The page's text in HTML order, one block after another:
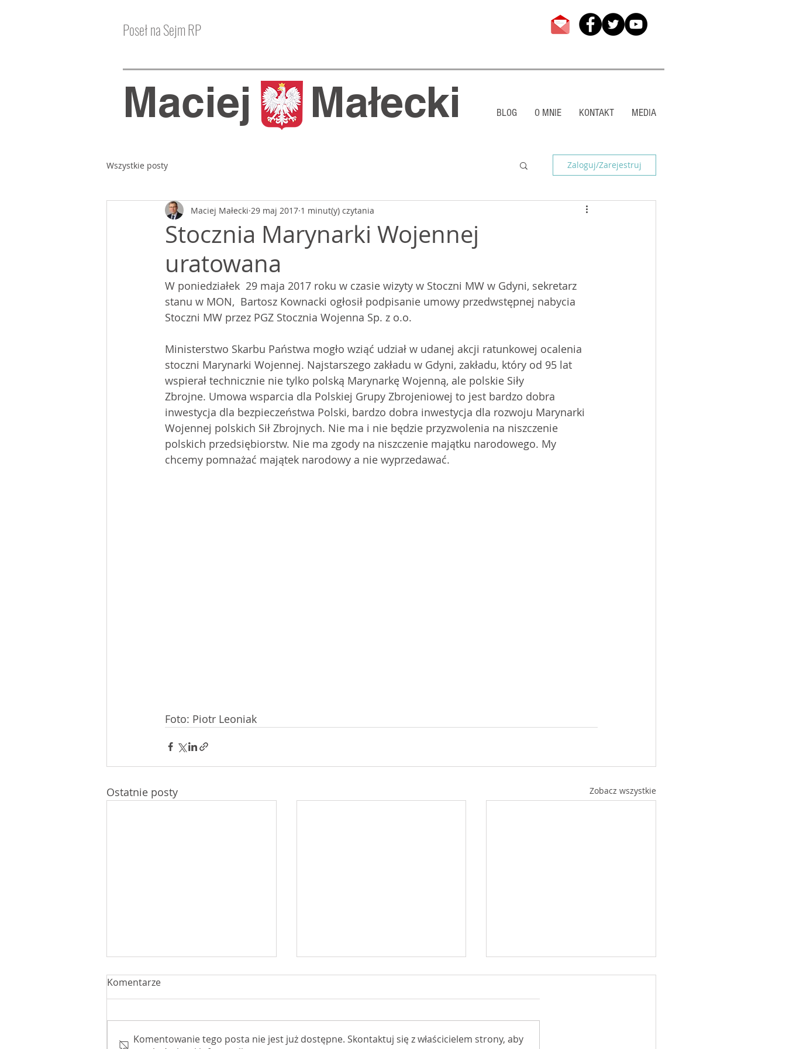
Maciej Małecki
Poseł na Sejm RP
BLOG O MNIE KONTAKT MEDIA
Wszystkie posty Zaloguj/Zarejestruj
Stocznia Marynarki Wojennej
uratowana
Maciej Małecki 29 maj 2017 1 minut(y) czytania
W poniedziałek  29 maja 2017 roku w czasie wizyty w Stoczni MW w Gdyni, sekretarz
stanu w MON,  Bartosz Kownacki ogłosił podpisanie umowy przedwstępnej nabycia
Stoczni MW przez PGZ Stocznia Wojenna Sp. z o.o.
Ministerstwo Skarbu Państwa mogło wziąć udział w udanej akcji ratunkowej ocalenia
stoczni Marynarki Wojennej. Najstarszego zakładu w Gdyni, zakładu, który od 95 lat
wspierał technicznie nie tylko polską Marynarkę Wojenną, ale polskie Siły
Zbrojne. Umowa wsparcia dla Polskiej Grupy Zbrojeniowej to jest bardzo dobra
inwestycja dla bezpieczeństwa Polski, bardzo dobra inwestycja dla rozwoju Marynarki
Wojennej polskich Sił Zbrojnych. Nie ma i nie będzie przyzwolenia na niszczenie
polskich przedsiębiorstw. Nie ma zgody na niszczenie majątku narodowego. My
chcemy pomnażać majątek narodowy a nie wyprzedawać.
Foto: Piotr Leoniak
Ostatnie posty Zobacz wszystkie
Komentarze
Komentowanie tego posta nie jest już dostępne. Skontaktuj się z właścicielem strony, aby